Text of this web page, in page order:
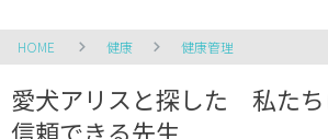
HOME 健康 健康管理
愛犬アリスと探した 私たち
信頼できる先生